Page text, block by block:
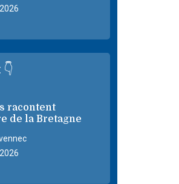
racontent
de la Bretagne